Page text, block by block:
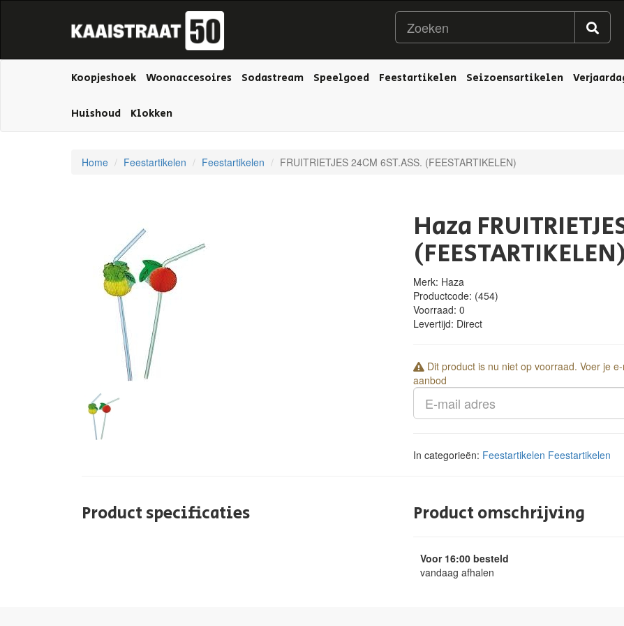
Koopjeshoek Woonaccesoires Sodastream Speelgoed Feestartikelen Seizoensartikelen
Huishoud Klokken
Home Feestartikelen Feestartikelen FRUITRIETJES 24CM 6ST.ASS. (FEESTARTIKELEN)
Haza
Merk: Haza
Productcode: (454)
Voorraad: 0
Levertijd: Direct
Dit product is nu niet op voorraad. Voer je
aanbod
In categorieën: Feestartikelen Feestartikelen
Product specificaties Product omschrijving
Voor 16:00 besteld
vandaag afhalen